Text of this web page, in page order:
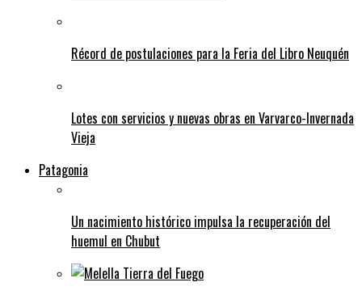
Récord de postulaciones para la Feria del Libro Neuquén
Lotes con servicios y nuevas obras en Varvarco-Invernada
Vieja
Patagonia
Un nacimiento histórico impulsa la recuperación del
huemul en Chubut